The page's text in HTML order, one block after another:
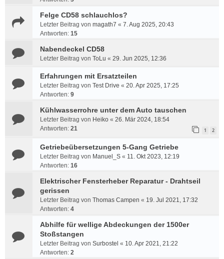
Felge CD58 schlauchlos?
Letzter Beitrag von magath7 « 7. Aug 2025, 20:43
Antworten: 15
Nabendeckel CD58
Letzter Beitrag von ToLu « 29. Jun 2025, 12:36
Erfahrungen mit Ersatzteilen
Letzter Beitrag von Test Drive « 20. Apr 2025, 17:25
Antworten: 9
Kühlwasserrohre unter dem Auto tauschen
Letzter Beitrag von Heiko « 26. Mär 2024, 18:54
Antworten: 21 1 2
Getriebeübersetzungen 5-Gang Getriebe
Letzter Beitrag von Manuel_S « 11. Okt 2023, 12:19
Antworten: 16
Elektrischer Fensterheber Reparatur - Drahtseil
gerissen
Letzter Beitrag von Thomas Campen « 19. Jul 2021, 17:32
Antworten: 4
Abhilfe für wellige Abdeckungen der 1500er
Stoßstangen
Letzter Beitrag von Surbostel « 10. Apr 2021, 21:22
Antworten: 2